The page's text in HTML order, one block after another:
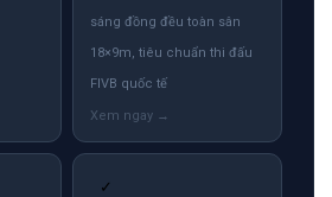
sáng đồng đều toàn sân
18×9m, tiêu chuẩn thi đấu
FIVB quốc tế
✓